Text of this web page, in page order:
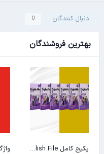
دنبال کنندگان 0
بهترین فروشندگان
پکیج کامل American English File